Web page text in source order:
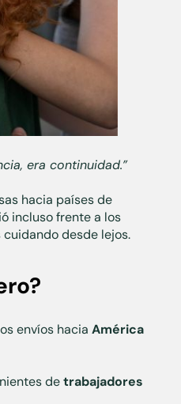
era continuidad.”
hacia países de
incluso frente a los
cuidando desde lejos.
envíos hacia América
detrabajadores